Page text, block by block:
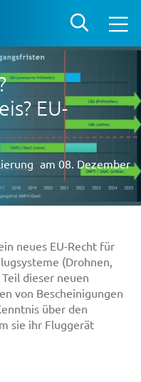
EU-
am 08. Dezember
neues EU-Recht für
(Drohnen,
dieser neuen
von Bescheinigungen
über den
sie ihr Fluggerät